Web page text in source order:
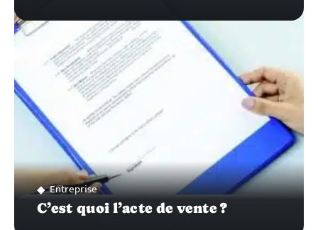
Entreprise
C’est quoi l’acte de vente ?